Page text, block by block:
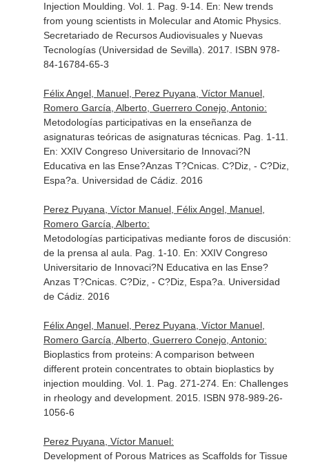
Injection Moulding. Vol. 1. Pag. 9-14. En: New trends
from young scientists in Molecular and Atomic Physics.
Secretariado de Recursos Audiovisuales y Nuevas
Tecnologías (Universidad de Sevilla). 2017. ISBN 978-
84-16784-65-3
Félix Angel, Manuel, Perez Puyana, Víctor Manuel,
Romero García, Alberto, Guerrero Conejo, Antonio:
Metodologías participativas en la enseñanza de
asignaturas teóricas de asignaturas técnicas. Pag. 1-11.
En: XXIV Congreso Universitario de Innovaci?N
Educativa en las Ense?Anzas T?Cnicas. C?Diz, - C?Diz,
Espa?a. Universidad de Cádiz. 2016
Perez Puyana, Víctor Manuel, Félix Angel, Manuel,
Romero García, Alberto:
Metodologías participativas mediante foros de discusión:
de la prensa al aula. Pag. 1-10. En: XXIV Congreso
Universitario de Innovaci?N Educativa en las Ense?
Anzas T?Cnicas. C?Diz, - C?Diz, Espa?a. Universidad
de Cádiz. 2016
Félix Angel, Manuel, Perez Puyana, Víctor Manuel,
Romero García, Alberto, Guerrero Conejo, Antonio:
Bioplastics from proteins: A comparison between
different protein concentrates to obtain bioplastics by
injection moulding. Vol. 1. Pag. 271-274. En: Challenges
in rheology and development. 2015. ISBN 978-989-26-
1056-6
Perez Puyana, Víctor Manuel:
Development of Porous Matrices as Scaffolds for Tissue